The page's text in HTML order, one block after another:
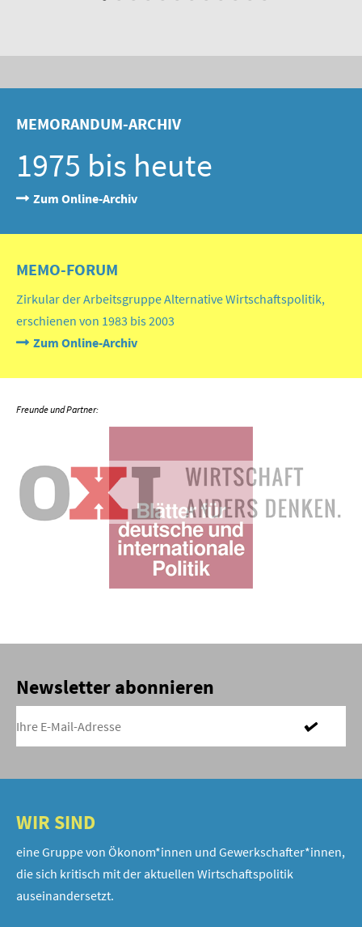
MEMORANDUM-ARCHIV
1975 bis heute
Zum Online-Archiv
MEMO-FORUM
Zirkular der Arbeitsgruppe Alternative Wirtschaftspolitik,
erschienen von 1983 bis 2003
Zum Online-Archiv
Newsletter abonnieren
WIR SIND
eine Gruppe von Ökonom*innen und Gewerkschafter*innen,
die sich kritisch mit der aktuellen Wirtschaftspolitik
auseinandersetzt.